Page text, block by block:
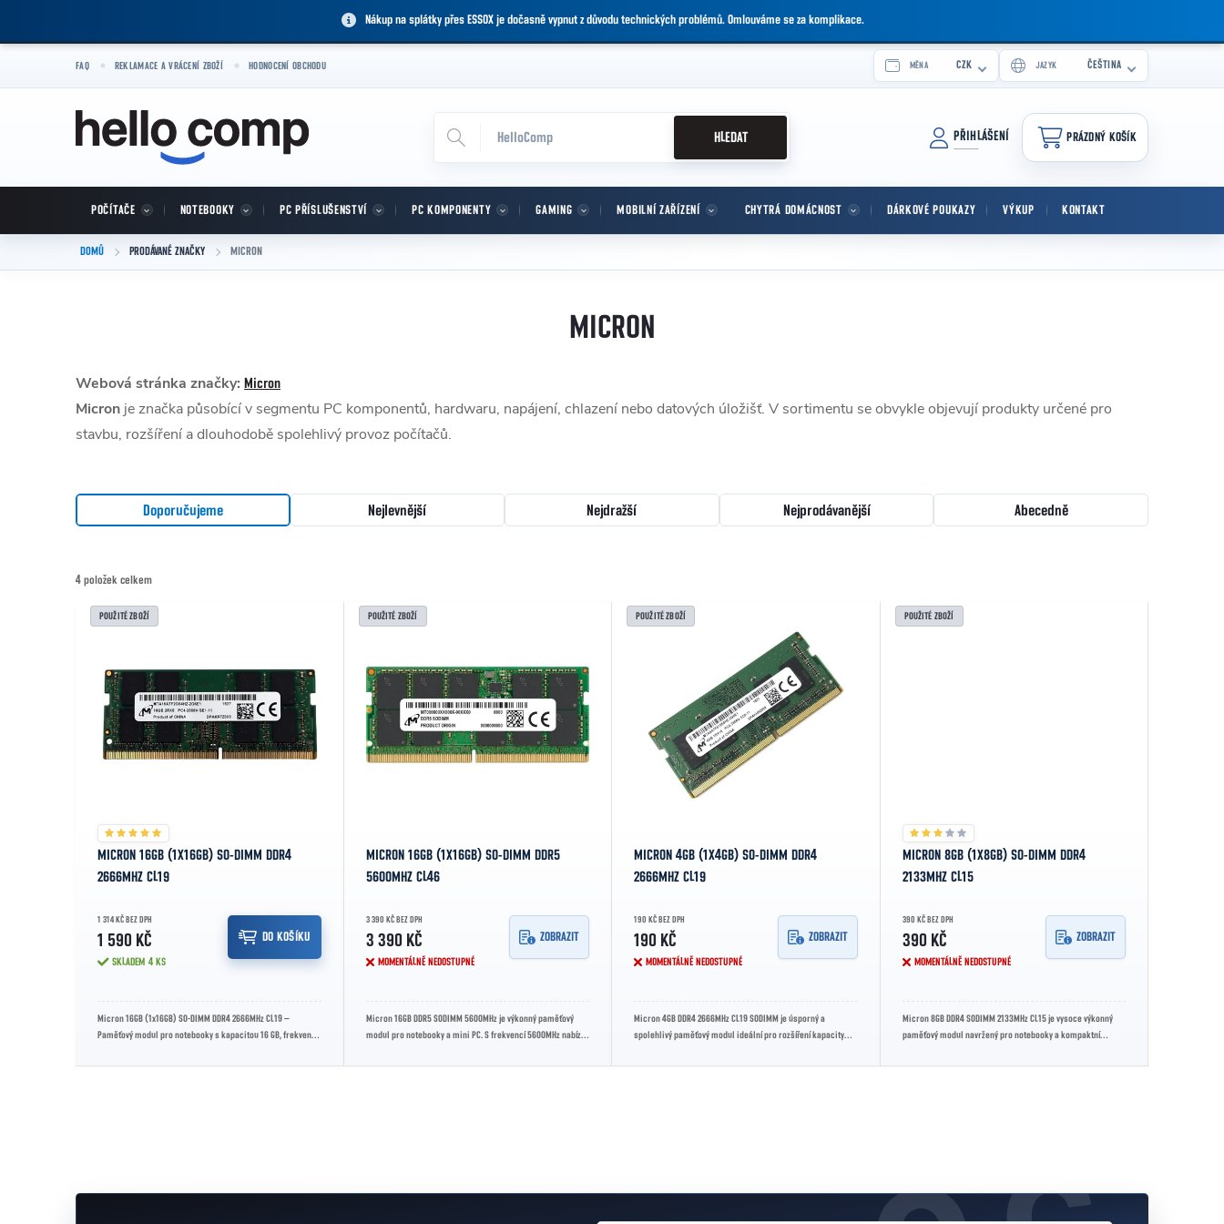
Nákup na splátky přes ESSOX je dočasně vypnut z důvodu technických problémů. Omlouváme se za komplikace.
FAQ REKLAMACE A VRÁCENÍ ZBOŽÍ HODNOCENÍ OBCHODU MĚNA CZK JAZYK ČEŠTINA
HLEDAT PŘIHLÁŠENÍ
NÁKUPNÍ KOŠÍK
PRÁZDNÝ KOŠÍK
POČÍTAČE NOTEBOOKY PC PŘÍSLUŠENSTVÍ PC KOMPONENTY GAMING MOBILNÍ ZAŘÍZENÍ CHYTRÁ DOMÁCNOST DÁRKOVÉ POUKAZY VÝKUP KONTAKT
DOMŮ PRODÁVANÉ ZNAČKY MICRON
MICRON
Webová stránka značky: Micron
Micron je značka působící v segmentu PC komponentů, hardwaru, napájení, chlazení nebo datových úložišť. V sortimentu se obvykle objevují produkty určené pro
stavbu, rozšíření a dlouhodobě spolehlivý provoz počítačů.
Řazení produktů
Doporučujeme Nejlevnější Nejdražší Nejprodávanější Abecedně
4 položek celkem
Výpis produktů
POUŽITÉ ZBOŽÍ
MICRON 16GB (1X16GB) SO-DIMM DDR4
2666MHZ CL19
1 314 KČ BEZ DPH
1 590 KČ
SKLADEM 4 KS
DO KOŠÍKU
Micron 16GB (1x16GB) SO-DIMM DDR4 2666MHz CL19 –
Paměťový modul pro notebooky s kapacitou 16 GB, frekvencí
POUŽITÉ ZBOŽÍ
MICRON 16GB (1X16GB) SO-DIMM DDR5
5600MHZ CL46
3 390 KČ BEZ DPH
3 390 KČ
MOMENTÁLNĚ NEDOSTUPNÉ
ZOBRAZIT
Micron 16GB DDR5 SODIMM 5600MHz je výkonný paměťový
modul pro notebooky a mini PC. S frekvencí 5600MHz nabízí
POUŽITÉ ZBOŽÍ
MICRON 4GB (1X4GB) SO-DIMM DDR4
2666MHZ CL19
190 KČ BEZ DPH
190 KČ
MOMENTÁLNĚ NEDOSTUPNÉ
ZOBRAZIT
Micron 4GB DDR4 2666MHz CL19 SODIMM je úsporný a
spolehlivý paměťový modul ideální pro rozšíření kapacity
POUŽITÉ ZBOŽÍ
MICRON 8GB (1X8GB) SO-DIMM DDR4
2133MHZ CL15
390 KČ BEZ DPH
390 KČ
MOMENTÁLNĚ NEDOSTUPNÉ
ZOBRAZIT
Micron 8GB DDR4 SODIMM 2133MHz CL15 je vysoce výkonný
paměťový modul navržený pro notebooky a kompaktní